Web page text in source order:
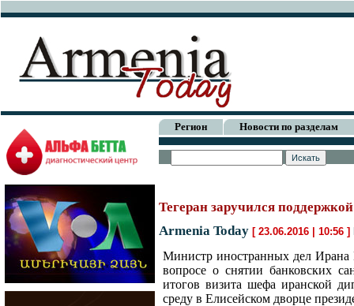
Регион Новости по разделам
Тегеран заручился
Armenia Today [ 23.06.2016 | 10:56 ]
Министр иностранных дел
вопросе о снятии банковских
итогов визита шефа иранской
среду в Елисейском дворце